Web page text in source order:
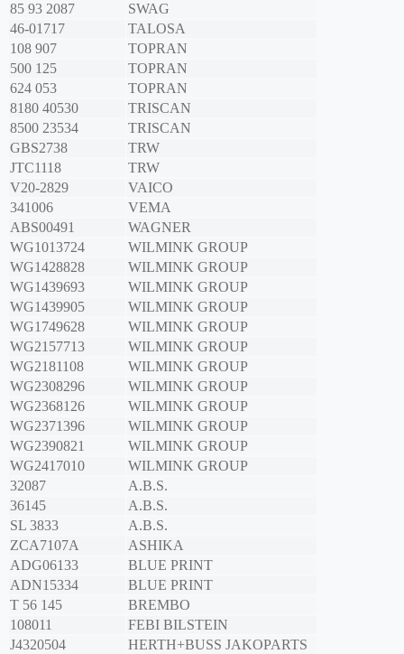
85 93 2087
SWAG
46-01717
TALOSA
108 907
TOPRAN
500 125
TOPRAN
624 053
TOPRAN
8180 40530
TRISCAN
8500 23534
TRISCAN
GBS2738
TRW
JTC1118
TRW
V20-2829
VAICO
341006
VEMA
ABS00491
WAGNER
WG1013724
WILMINK GROUP
WG1428828
WILMINK GROUP
WG1439693
WILMINK GROUP
WG1439905
WILMINK GROUP
WG1749628
WILMINK GROUP
WG2157713
WILMINK GROUP
WG2181108
WILMINK GROUP
WG2308296
WILMINK GROUP
WG2368126
WILMINK GROUP
WG2371396
WILMINK GROUP
WG2390821
WILMINK GROUP
WG2417010
WILMINK GROUP
32087
A.B.S.
36145
A.B.S.
SL 3833
A.B.S.
ZCA7107A
ASHIKA
ADG06133
BLUE PRINT
ADN15334
BLUE PRINT
T 56 145
BREMBO
108011
FEBI BILSTEIN
J4320504
HERTH+BUSS JAKOPARTS